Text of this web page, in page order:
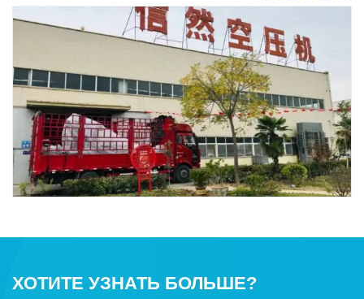
ХОТИТЕ УЗНАТЬ БОЛЬШЕ?